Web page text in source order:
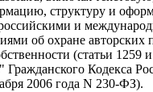
структуру и
и
об охране авторских
(статьи 1259
Гражданского Кодекса
2006 года N 230-ФЗ).